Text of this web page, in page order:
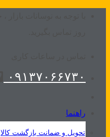
۰۹۱۳۷۰۶۶۷۳۰
راهنما
تحویل و ضمانت بازگشت کالا